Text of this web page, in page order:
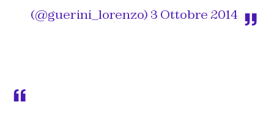
(@guerini_lorenzo) 3 Ottobre 2014